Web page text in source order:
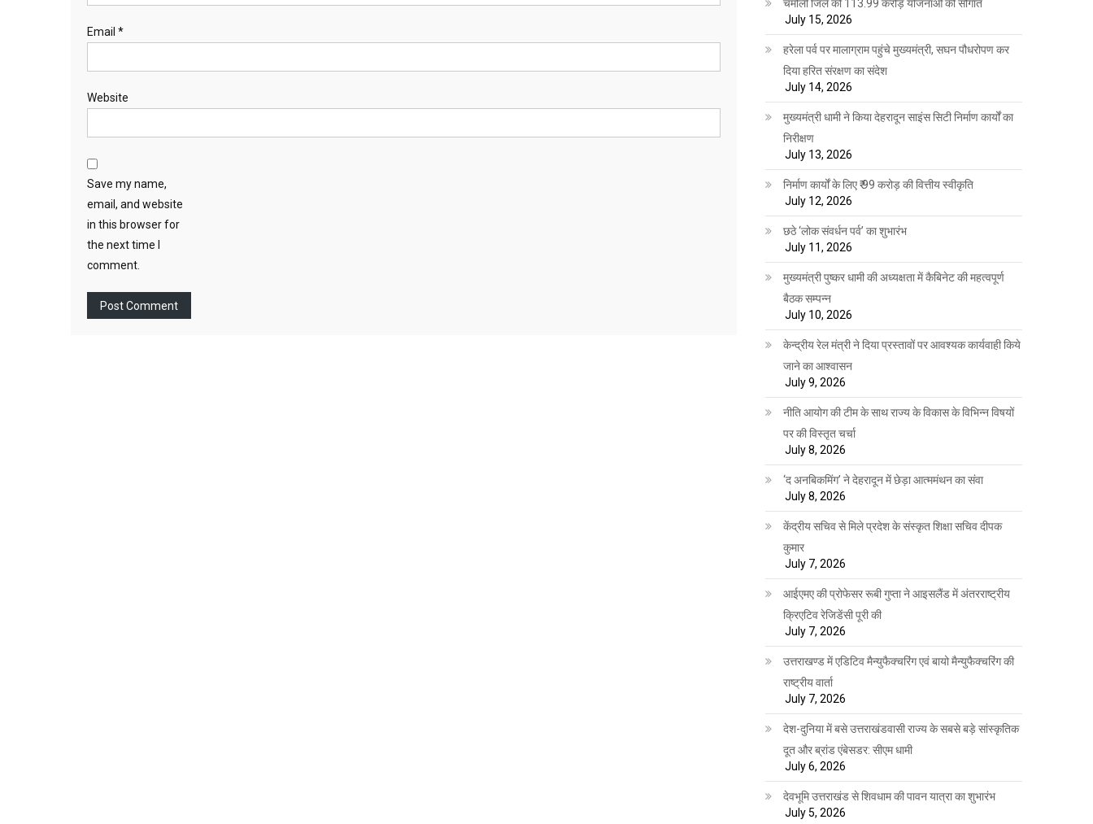
Email *
Website
Save my name,
email, and website
in this browser for
the next time I
comment.
चमोली जिले को 113.99 करोड़ योजनाओं की सौगात
July 15, 2026
हरेला पर्व पर मालाग्राम पहुंचे मुख्यमंत्री, सघन पौधरोपण कर
दिया हरित संरक्षण का संदेश
July 14, 2026
मुख्यमंत्री धामी ने किया देहरादून साइंस सिटी निर्माण कार्यों का
निरीक्षण
July 13, 2026
निर्माण कार्यों के लिए ₹ 99 करोड़ की वित्तीय स्वीकृति
July 12, 2026
छठे ‘लोक संवर्धन पर्व’ का शुभारंभ
July 11, 2026
मुख्यमंत्री पुष्कर धामी की अध्यक्षता में कैबिनेट की महत्वपूर्ण
बैठक सम्पन्न
July 10, 2026
केन्द्रीय रेल मंत्री ने दिया प्रस्तावों पर आवश्यक कार्यवाही किये
जाने का आश्वासन
July 9, 2026
नीति आयोग की टीम के साथ राज्य के विकास के विभिन्न विषयों
पर की विस्तृत चर्चा
July 8, 2026
‘द अनबिकमिंग’ ने देहरादून में छेड़ा आत्ममंथन का संवा
July 8, 2026
केंद्रीय सचिव से मिले प्रदेश के संस्कृत शिक्षा सचिव दीपक
कुमार
July 7, 2026
आईएमए की प्रोफेसर रूबी गुप्ता ने आइसलैंड में अंतरराष्ट्रीय
क्रिएटिव रेजिडेंसी पूरी की
July 7, 2026
उत्तराखण्ड में एडिटिव मैन्युफैक्चरिंग एवं बायो मैन्युफैक्चरिंग की
राष्ट्रीय वार्ता
July 7, 2026
देश-दुनिया में बसे उत्तराखंडवासी राज्य के सबसे बड़े सांस्कृतिक
दूत और ब्रांड एंबेसडर: सीएम धामी
July 6, 2026
देवभूमि उत्तराखंड से शिवधाम की पावन यात्रा का शुभारंभ
July 5, 2026